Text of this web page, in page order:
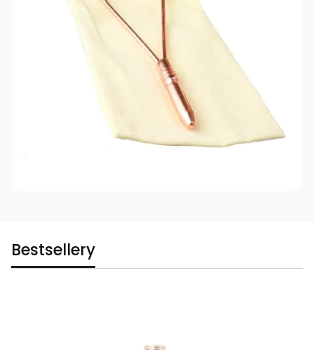
Bestsellery